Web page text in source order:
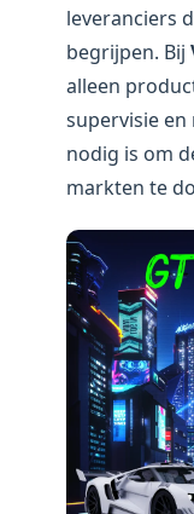
leveranciers
begrijpen. Bij
alleen
supervisie
nodig is om
markten te